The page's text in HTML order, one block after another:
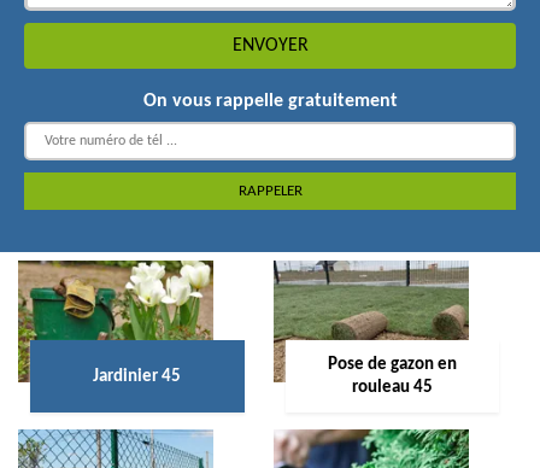
On vous rappelle gratuitement
Jardinier 45
Pose de gazon en
rouleau 45